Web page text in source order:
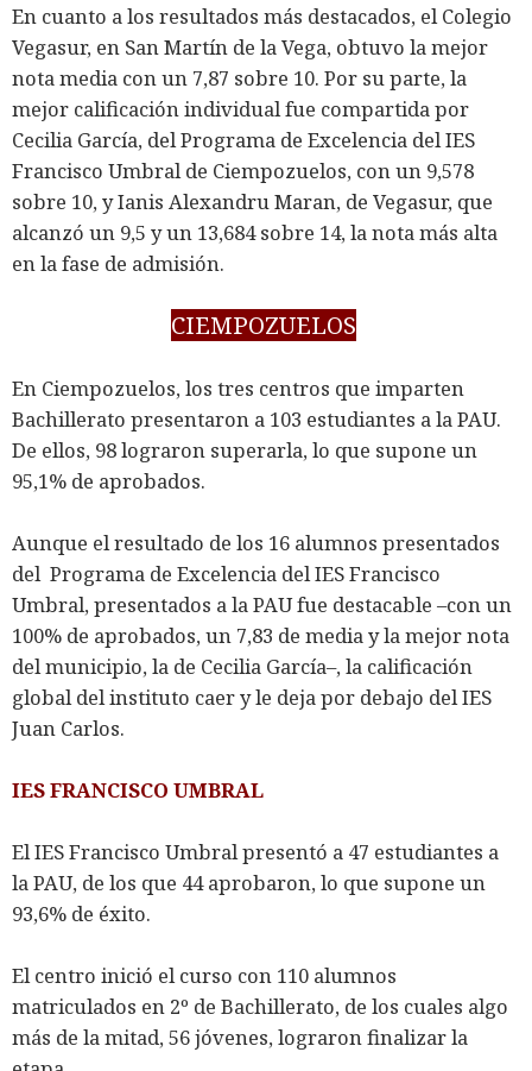
En cuanto a los resultados más destacados, el Colegio
Vegasur, en San Martín de la Vega, obtuvo la mejor
nota media con un 7,87 sobre 10. Por su parte, la
mejor calificación individual fue compartida por
Cecilia García, del Programa de Excelencia del IES
Francisco Umbral de Ciempozuelos, con un 9,578
sobre 10, y Ianis Alexandru Maran, de Vegasur, que
alcanzó un 9,5 y un 13,684 sobre 14, la nota más alta
en la fase de admisión.
CIEMPOZUELOS
En Ciempozuelos, los tres centros que imparten
Bachillerato presentaron a 103 estudiantes a la PAU.
De ellos, 98 lograron superarla, lo que supone un
95,1% de aprobados.
Aunque el resultado de los 16 alumnos presentados
del Programa de Excelencia del IES Francisco
Umbral, presentados a la PAU fue destacable –con un
100% de aprobados, un 7,83 de media y la mejor nota
del municipio, la de Cecilia García–, la calificación
global del instituto caer y le deja por debajo del IES
Juan Carlos.
IES FRANCISCO UMBRAL
El IES Francisco Umbral presentó a 47 estudiantes a
la PAU, de los que 44 aprobaron, lo que supone un
93,6% de éxito.
El centro inició el curso con 110 alumnos
matriculados en 2º de Bachillerato, de los cuales algo
más de la mitad, 56 jóvenes, lograron finalizar la